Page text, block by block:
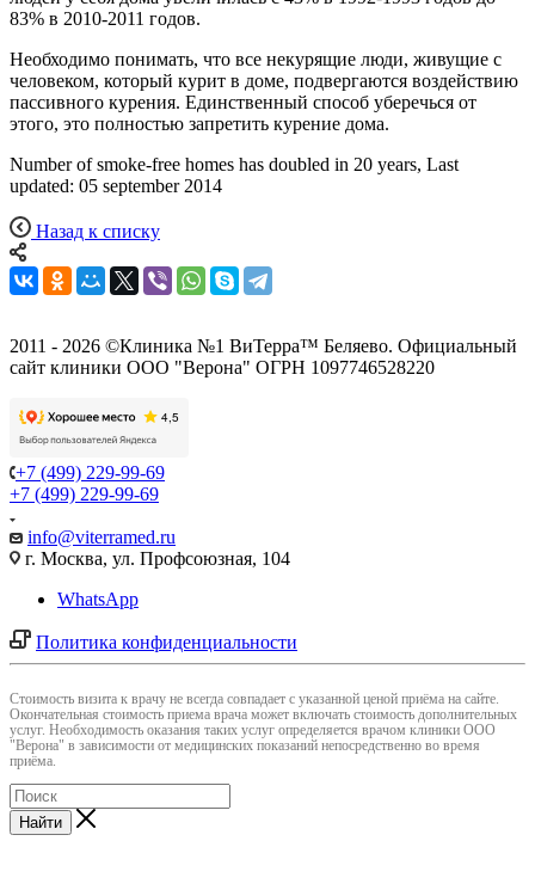
83% в 2010-2011 годов.
Необходимо понимать, что все некурящие люди, живущие с
человеком, который курит в доме, подвергаются воздействию
пассивного курения. Единственный способ уберечься от
этого, это полностью запретить курение дома.
Number of smoke-free homes has doubled in 20 years, Last
updated: 05 september 2014
Назад к списку
2011 - 2026 ©Клиника №1 ВиТерра™ Беляево. Официальный
сайт клиники ООО "Верона" ОГРН 1097746528220
+7 (499) 229-99-69
+7 (499) 229-99-69
info@viterramed.ru
г. Москва, ул. Профсоюзная, 104
WhatsApp
Политика конфиденциальности
Cтоимость визита к врачу не всегда совпадает с указанной ценой приёма на сайте.
Окончательная стоимость приема врача может включать стоимость дополнительных
услуг. Необходимость оказания таких услуг определяется врачом клиники ООО
"Верона" в зависимости от медицинских показаний непосредственно во время
приёма.
Найти